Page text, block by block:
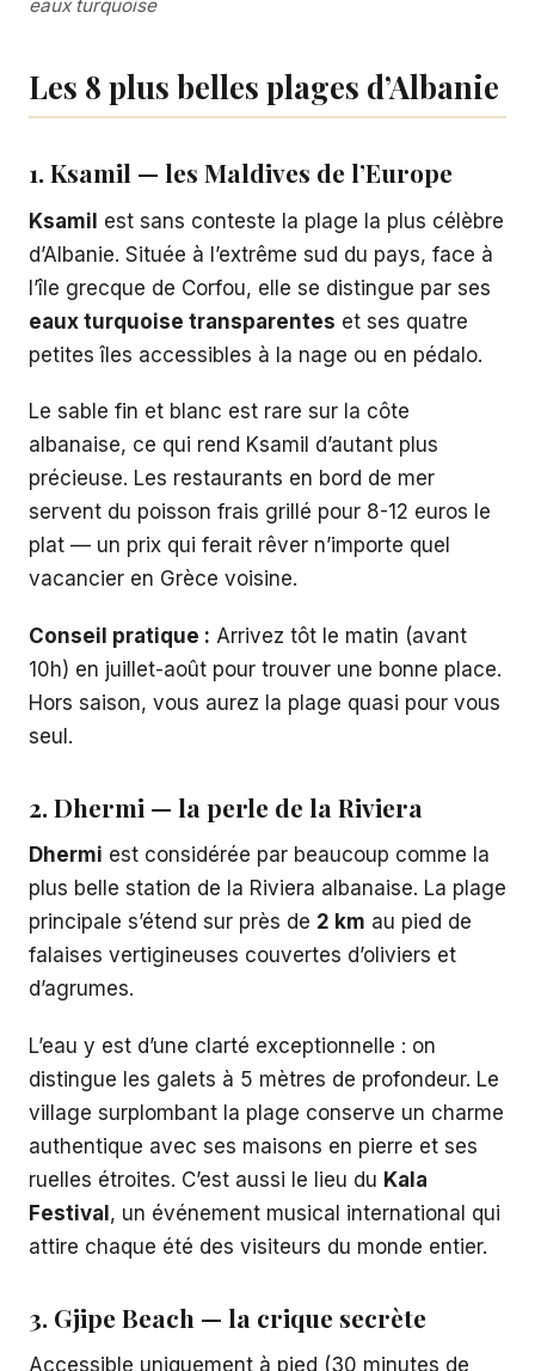
eaux turquoise
Les 8 plus belles plages d’Albanie
1. Ksamil — les Maldives de l’Europe
Ksamil est sans conteste la plage la plus célèbre
d’Albanie. Située à l’extrême sud du pays, face à
l’île grecque de Corfou, elle se distingue par ses
eaux turquoise transparentes et ses quatre
petites îles accessibles à la nage ou en pédalo.
Le sable fin et blanc est rare sur la côte
albanaise, ce qui rend Ksamil d’autant plus
précieuse. Les restaurants en bord de mer
servent du poisson frais grillé pour 8-12 euros le
plat — un prix qui ferait rêver n’importe quel
vacancier en Grèce voisine.
Conseil pratique : Arrivez tôt le matin (avant
10h) en juillet-août pour trouver une bonne place.
Hors saison, vous aurez la plage quasi pour vous
seul.
2. Dhermi — la perle de la Riviera
Dhermi est considérée par beaucoup comme la
plus belle station de la Riviera albanaise. La plage
principale s’étend sur près de 2 km au pied de
falaises vertigineuses couvertes d’oliviers et
d’agrumes.
L’eau y est d’une clarté exceptionnelle : on
distingue les galets à 5 mètres de profondeur. Le
village surplombant la plage conserve un charme
authentique avec ses maisons en pierre et ses
ruelles étroites. C’est aussi le lieu du Kala
Festival, un événement musical international qui
attire chaque été des visiteurs du monde entier.
3. Gjipe Beach — la crique secrète
Accessible uniquement à pied (30 minutes de